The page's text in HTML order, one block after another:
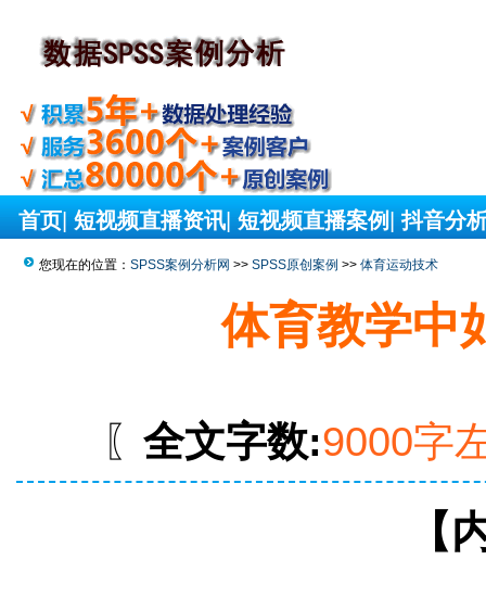
首页 短视频直播资讯 短视频直播案例 抖音分
您现在的位置： SPSS案例分析网 >> SPSS原创案例 >> 体育运动技术
体育教学中
〖 全文字数:9000字
【